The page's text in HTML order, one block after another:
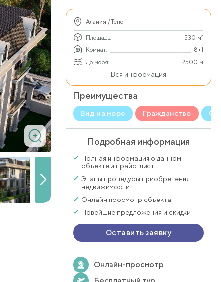
Алания / Тепе
Площадь:
530 м²
Комнат:
8+1
До моря:
2500 м
Вся информация
Преимущества
Вид на море Гражданство С
Подробная информация
Полная информация о данном
объекте и прайс-лист
Этапы процедуры приобретения
недвижимости
Онлайн просмотр объекта
Новейшие предложения и скидки
Оставить заявку
Онлайн-просмотр